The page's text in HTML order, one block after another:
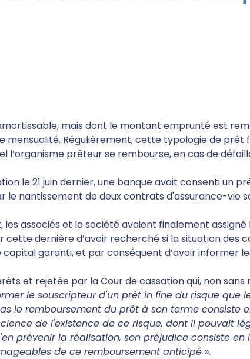
mais dont le montant emprunté est
mensualité. Régulièrement, cette typologie de
l’organisme prêteur se rembourse, en cas de
le 21 juin dernier, une banque avait consenti un
le nantissement de deux contrats d'assurance-vie
associés et la société avaient finalement
dernière d’avoir recherché si la situation
garanti, et par conséquent d’avoir informer
et rejetée par la Cour de cassation qui, non sans
le souscripteur d'un prêt in fine du risque
le remboursement du prêt à son terme consiste
de l'existence de ce risque, dont il pouvait
prévenir la réalisation, son préjudice consiste
de ce remboursement anticipé ».